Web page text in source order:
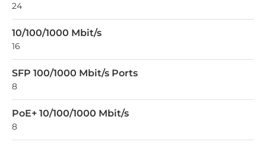
24
10/100/1000 Mbit/s
16
SFP 100/1000 Mbit/s Ports
8
PoE+ 10/100/1000 Mbit/s
8